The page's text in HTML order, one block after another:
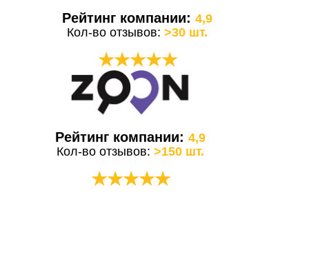
Рейтинг компании:4,9
Кол-во отзывов:>30 шт.
★★★★★
Рейтинг компании:4,9
Кол-во отзывов:>150 шт.
★★★★★